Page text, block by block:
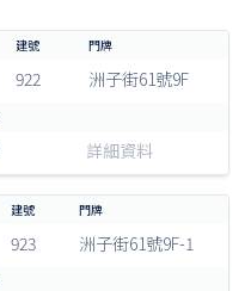
922 洲子街61號9F
詳細資料
923 洲子街61號9F-1